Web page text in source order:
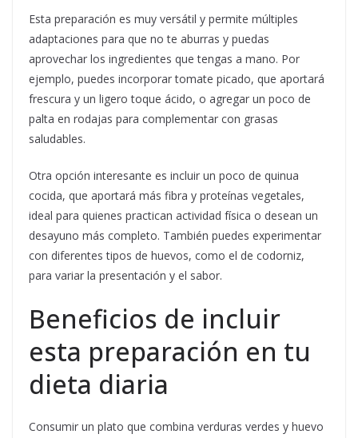
Esta preparación es muy versátil y permite múltiples
adaptaciones para que no te aburras y puedas
aprovechar los ingredientes que tengas a mano. Por
ejemplo, puedes incorporar tomate picado, que aportará
frescura y un ligero toque ácido, o agregar un poco de
palta en rodajas para complementar con grasas
saludables.
Otra opción interesante es incluir un poco de quinua
cocida, que aportará más fibra y proteínas vegetales,
ideal para quienes practican actividad física o desean un
desayuno más completo. También puedes experimentar
con diferentes tipos de huevos, como el de codorniz,
para variar la presentación y el sabor.
Beneficios de incluir
esta preparación en tu
dieta diaria
Consumir un plato que combina verduras verdes y huevo